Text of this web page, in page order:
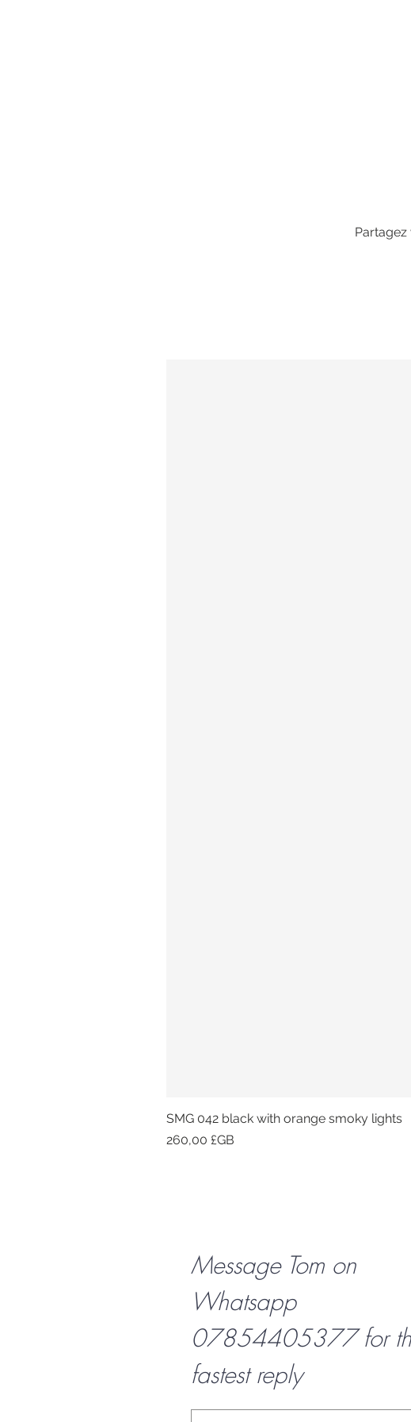
Partagez
SMG 042 black with orange smoky lights
Prix
260,00 £GB
Message Tom on
Whatsapp
07854405377 for
fastest reply